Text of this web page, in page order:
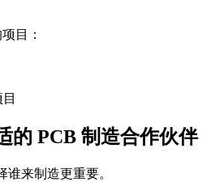
目：
的 PCB 制造合作伙伴
谁来制造更重要。